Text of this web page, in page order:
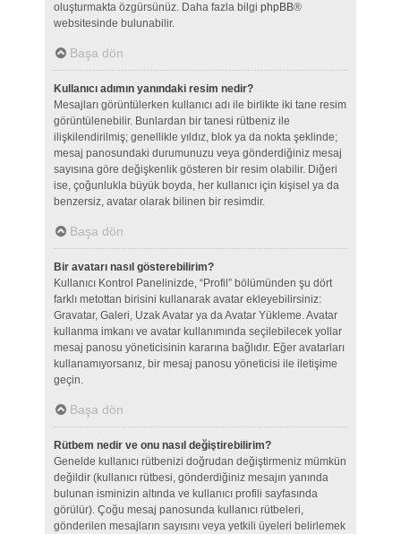
oluşturmakta özgürsünüz. Daha fazla bilgi phpBB®
websitesinde bulunabilir.
Başa dön
Kullanıcı adımın yanındaki resim nedir?
Mesajları görüntülerken kullanıcı adı ile birlikte iki tane resim
görüntülenebilir. Bunlardan bir tanesi rütbeniz ile
ilişkilendirilmiş; genellikle yıldız, blok ya da nokta şeklinde;
mesaj panosundaki durumunuzu veya gönderdiğiniz mesaj
sayısına göre değişkenlik gösteren bir resim olabilir. Diğeri
ise, çoğunlukla büyük boyda, her kullanıcı için kişisel ya da
benzersiz, avatar olarak bilinen bir resimdir.
Başa dön
Bir avatarı nasıl gösterebilirim?
Kullanıcı Kontrol Panelinizde, “Profil” bölümünden şu dört
farklı metottan birisini kullanarak avatar ekleyebilirsiniz:
Gravatar, Galeri, Uzak Avatar ya da Avatar Yükleme. Avatar
kullanma imkanı ve avatar kullanımında seçilebilecek yollar
mesaj panosu yöneticisinin kararına bağlıdır. Eğer avatarları
kullanamıyorsanız, bir mesaj panosu yöneticisi ile iletişime
geçin.
Başa dön
Rütbem nedir ve onu nasıl değiştirebilirim?
Genelde kullanıcı rütbenizi doğrudan değiştirmeniz mümkün
değildir (kullanıcı rütbesi, gönderdiğiniz mesajın yanında
bulunan isminizin altında ve kullanıcı profili sayfasında
görülür). Çoğu mesaj panosunda kullanıcı rütbeleri,
gönderilen mesajların sayısını veya yetkili üyeleri belirlemek